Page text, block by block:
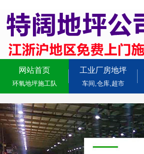
网站首页
环氧地坪施工队
工业厂房地坪
车间,仓库,超市